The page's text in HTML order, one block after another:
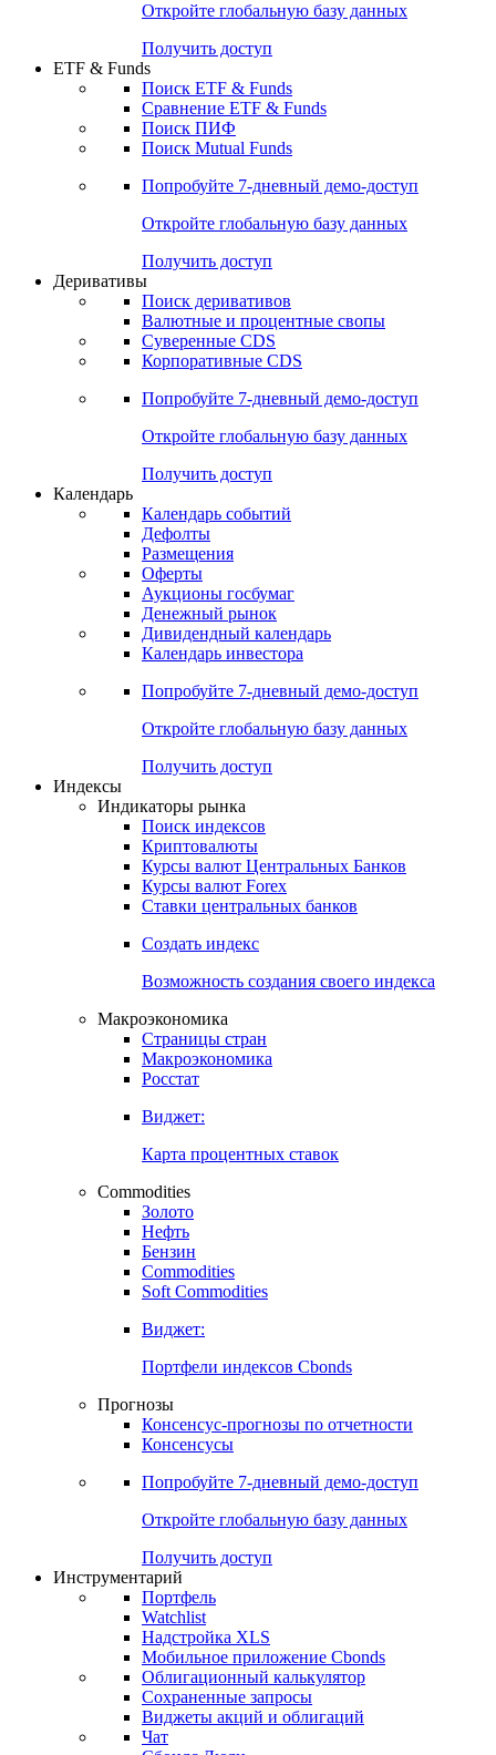
Поиск кредитов
Попробуйте7-дневный
Откройте глобальную базу данных
Получить доступ
ETF & Funds
Сравнение ETF & Funds
Поиск Mutual Funds
Попробуйте7-дневный
Откройте глобальную базу данных
Получить доступ
Деривативы
Валютные и процентные свопы
Корпоративные CDS
Попробуйте7-дневный
Откройте глобальную базу данных
Получить доступ
Календарь
Календарь событий
Дефолты
Размещения
Оферты
Денежный рынок
Календарь инвестора
Попробуйте7-дневный
Откройте глобальную базу данных
Получить доступ
Индикаторы рынка
Поиск индексов
Курсы валют Центральных Банков
Ставки центральных банков
Создать индекс
Возможность создания своего индекса
Страницы стран
Росстат
Виджет:
Карта процентных ставок
Commodities
Золото
Бензин
Soft Commodities
Виджет:
Портфели индексов Cbonds
Прогнозы
Консенсусы
Попробуйте7-дневный
Откройте глобальную базу данных
Получить доступ
Инструментарий
Портфель
Watchlist
Надстройка XLS
Мобильное приложение Cbonds